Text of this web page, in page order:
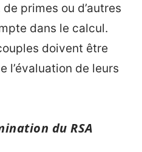
de primes ou d’autres
dans le calcul.
doivent être
l’évaluation de leurs
du RSA